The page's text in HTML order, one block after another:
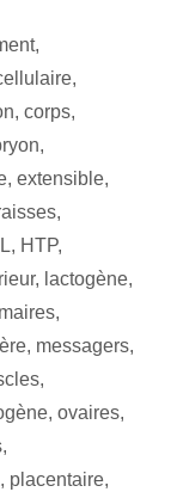
,
,
, corps,
,
, extensible,
,
, HTP,
, lactogène,
,
, messagers,
,
, ovaires,
,
, placentaire,